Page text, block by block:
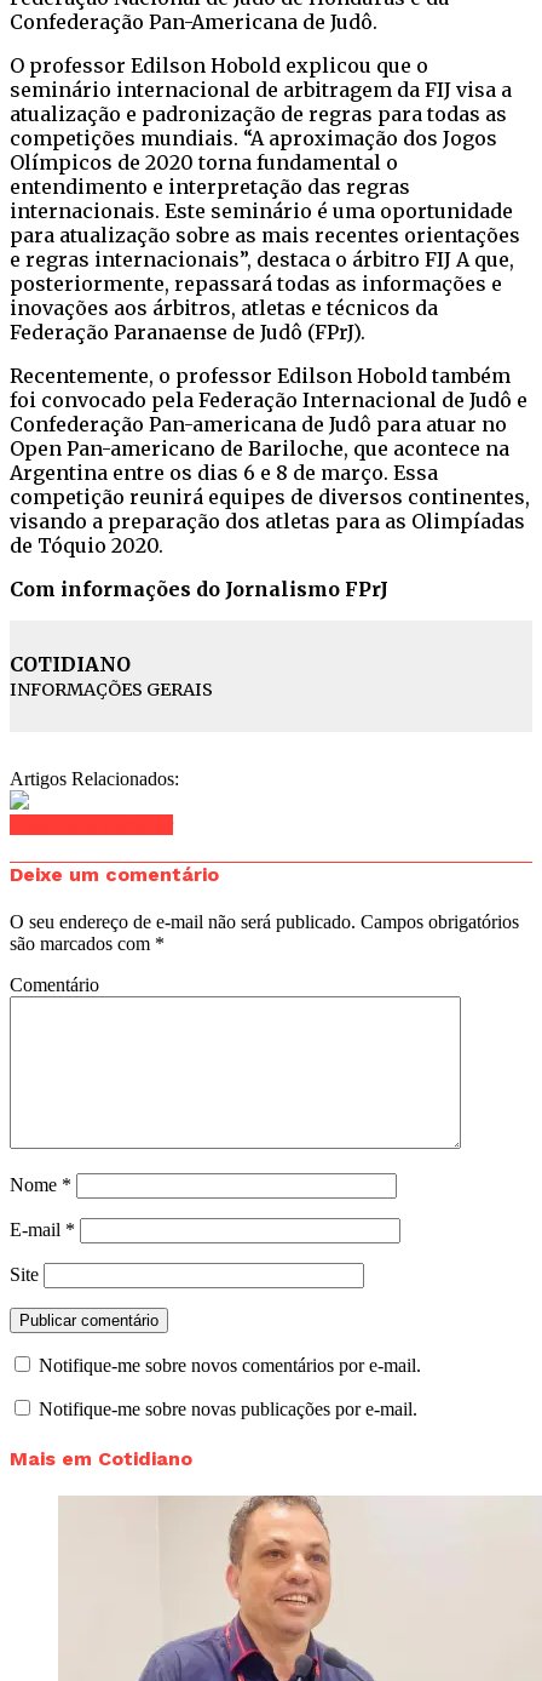
Confederação Pan-Americana de Judô.
O professor Edilson Hobold explicou que o
seminário internacional de arbitragem da FIJ visa a
atualização e padronização de regras para todas as
competições mundiais. “A aproximação dos Jogos
Olímpicos de 2020 torna fundamental o
entendimento e interpretação das regras
internacionais. Este seminário é uma oportunidade
para atualização sobre as mais recentes orientações
e regras internacionais”, destaca o árbitro FIJ A que,
posteriormente, repassará todas as informações e
inovações aos árbitros, atletas e técnicos da
Federação Paranaense de Judô (FPrJ).
Recentemente, o professor Edilson Hobold também
foi convocado pela Federação Internacional de Judô e
Confederação Pan-americana de Judô para atuar no
Open Pan-americano de Bariloche, que acontece na
Argentina entre os dias 6 e 8 de março. Essa
competição reunirá equipes de diversos continentes,
visando a preparação dos atletas para as Olimpíadas
de Tóquio 2020.
Com informações do Jornalismo FPrJ
COTIDIANO
INFORMAÇÕES GERAIS
Artigos Relacionados:
Deixe um comentário
O seu endereço de e-mail não será publicado. Campos obrigatórios
são marcados com *
Comentário
Nome *
E-mail *
Site
Notifique-me sobre novos comentários por e-mail.
Notifique-me sobre novas publicações por e-mail.
Mais em Cotidiano